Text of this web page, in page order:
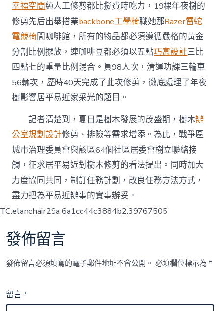
幸福空間純人工修剪都比擬費時吃力，19棵年夜樹的
修剪先后出舉措業backbone工學椅職她那Razer雷蛇
電競椅間咖啡館，所有的物品都必須遵循嚴格的黃金
分割比例擺放，連咖啡豆都必須以五點巧寓設計三比
四點七的重量比例混合。員98人次，清運功課三輪車
56輛次，歷時40天完成了此次修剪，徹底處理了年夜
樹影響居平易近家采光的題目。
記者清楚到，夏日是樹木發展的茂盛期，樹木辦
公室規劃設計修剪、排險等需求增添。為此，戰爭區
城市治理委員會與該區64個社區居委會樹立聯絡接
觸，征求居平易近對樹木修剪的看法提出。同時加大
力度協同共同，制訂任務計劃，改良任務方法方式，
盡力把為平易近辦事的實事辦妥。
TC:elanchair29a 6a1cc44c3884b2.39767505
發佈留言
發佈留言必須填寫的電子郵件地址不會公開。 必填欄位標示為*
留言*